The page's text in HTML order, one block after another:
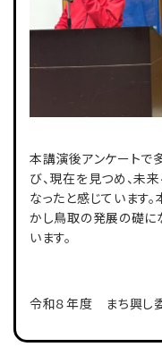
本講演後アンケートで
び、現在を見つめ、未
なったと感じています
かし鳥取の発展の礎に
います。
令和８年度 まち興